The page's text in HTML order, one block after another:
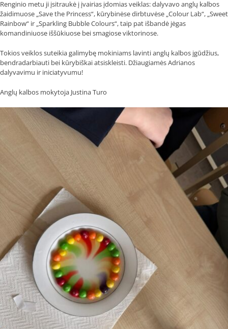
Renginio metu ji įsitraukė į įvairias įdomias veiklas: dalyvavo anglų kalbos
žaidimuose „Save the Princess“, kūrybinėse dirbtuvėse „Colour Lab“, „Sweet
Rainbow“ ir „Sparkling Bubble Colours“, taip pat išbandė jėgas
komandiniuose iššūkiuose bei smagiose viktorinose.
Tokios veiklos suteikia galimybę mokiniams lavinti anglų kalbos įgūdžius,
bendradarbiauti bei kūrybiškai atsiskleisti. Džiaugiamės Adrianos
dalyvavimu ir iniciatyvumu!
Anglų kalbos mokytoja Justina Turo